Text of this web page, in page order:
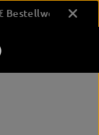
€ Bestellwert*